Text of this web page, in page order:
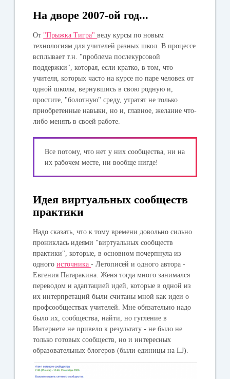
На дворе 2007-ой год...
От "Прыжка Тигра"веду курсы по новым
технологиям для учителей разных школ. В процессе
всплывает т.н. "проблема послекурсовой
поддержки", которая, если кратко, в том, что
учителя, которых часто на курсе по паре человек от
одной школы, вернувшись в свою родную и,
простите, "болотную" среду, утратят не только
приобретенные навыки, но и, главное, желание что-
либо менять в своей работе.
Все потому, что нет у них сообщества, ни на
их рабочем месте, ни вообще нигде!
Идея виртуальных сообществ
практики
Надо сказать, что к тому времени довольно сильно
прониклась идеями "виртуальных сообществ
практики", которые, в основном почерпнула из
одногоисточника- Летописей и одного автора -
Евгения Патаракина. Женя тогда много занимался
переводом и адаптацией идей, которые в одной из
их интерпретаций были считаны мной как идеи о
профсообществах учителей. Мне обязательно надо
было их, сообщества, найти, но гугление в
Интернете не привело к результату - не было не
только готовых сообществ, но и интересных
образовательных блогеров (были единицы на LJ).